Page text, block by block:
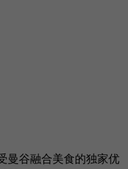
曼谷融合美食的独家优